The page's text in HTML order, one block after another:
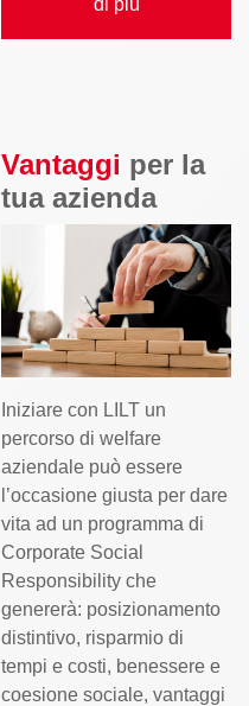
Vantaggi per la
tua azienda
Iniziare con LILT un
percorso di welfare
aziendale può essere
l’occasione giusta per dare
vita ad un programma di
Corporate Social
Responsibility che
genererà: posizionamento
distintivo, risparmio di
tempi e costi, benessere e
coesione sociale, vantaggi